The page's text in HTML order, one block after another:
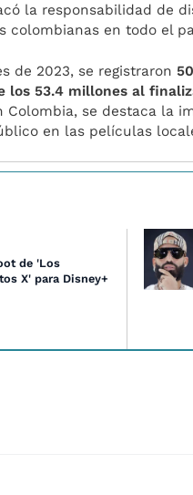
la responsabilidad de
colombianas en todo el
de 2023, se registraron
los 53.4 millones al
Colombia, se destaca la
en las películas
de 'Los
X' para Disney+